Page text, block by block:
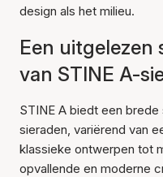
design als het milieu.
Een uitgelezen
van STINE A-
STINE A biedt een
sieraden, variërend van
klassieke ontwerpen tot
opvallende en moderne